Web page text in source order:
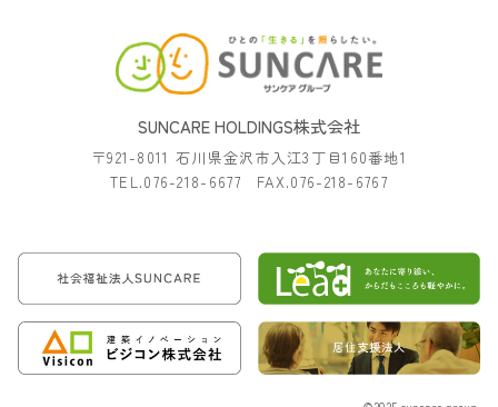
SUNCARE HOLDINGS株式会社
〒921-8011 石川県金沢市入江3丁目160番地1
TEL.076-218-6677 FAX.076-218-6767